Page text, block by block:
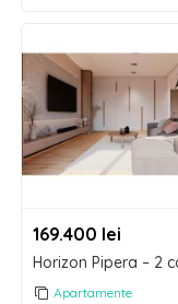
169.400 lei
Apartamente